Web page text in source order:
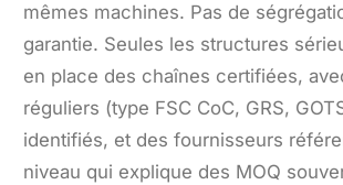
mêmes machines. Pas de
garantie. Seules les structures
en place des chaînes certifiées,
réguliers (type FSC CoC, GRS,
identifiés, et des fournisseurs
niveau qui explique des MOQ